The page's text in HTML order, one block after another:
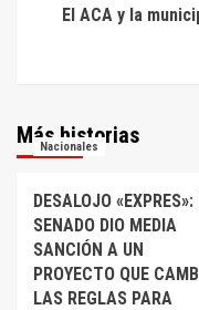
El ACA y la
Más historias
Nacionales
DESALOJO «EXPRES»:
SENADO DIO MEDIA
SANCIÓN A UN
PROYECTO QUE
LAS REGLAS PARA